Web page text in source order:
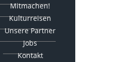
Mitmachen!
Kulturreisen
Unsere Partner
Jobs
Kontakt